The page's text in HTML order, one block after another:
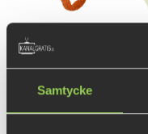
Samtycke
Enkel att sätta